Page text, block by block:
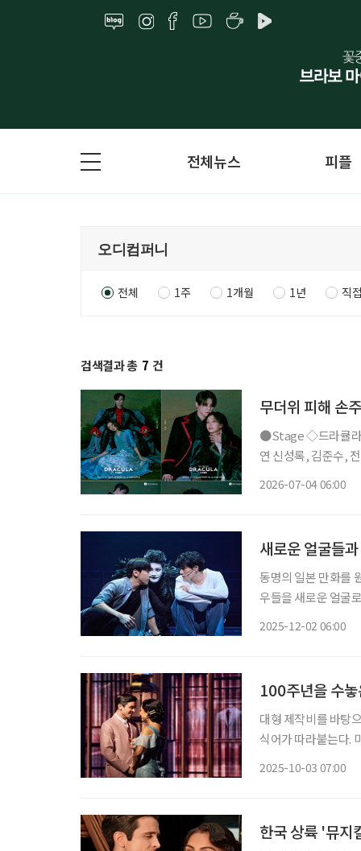
전체뉴스 피플
전체 1주 1개월 1년 직
검색결과 총 7 건
무더위 피해 손
●Stage ◇드라큘라 일정 7월 10일 ~ 10월 18일 장소 LG아트센터 서울 연출 데이빗 스완 출
연 신성록, 김준수,
2026-07-04 06:00
새로운 얼굴들
동명의 일본 만화를
우들을 새로운 얼굴
2025-12-02 06:00
100주년을 수놓
대형 제작비를 바탕
식어가 따라붙는다.
2025-10-03 07:00
한국 상륙 '뮤